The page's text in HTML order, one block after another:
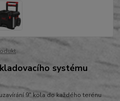
systému
9″ kola do každého terénu